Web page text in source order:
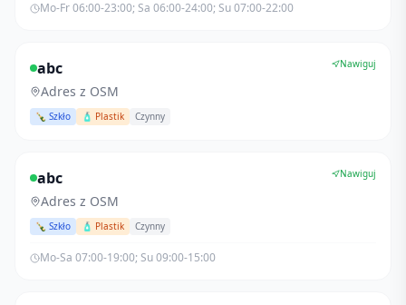
Mo-Fr 06:00-23:00; Sa 06:00-24:00; Su 07:00-22:00
abc
Adres z OSM
🍾 Szkło 🧴 Plastik Czynny
Nawiguj
abc
Adres z OSM
🍾 Szkło 🧴 Plastik Czynny
Nawiguj
Mo-Sa 07:00-19:00; Su 09:00-15:00